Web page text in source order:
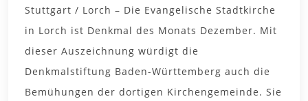
Stuttgart / Lorch – Die Evangelische Stadtkirche
in Lorch ist Denkmal des Monats Dezember. Mit
dieser Auszeichnung würdigt die
Denkmalstiftung Baden-Württemberg auch die
Bemühungen der dortigen Kirchengemeinde. Sie